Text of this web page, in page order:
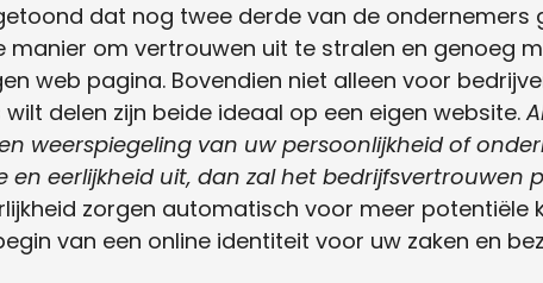
dat nog twee derde van de ondernemers
manier om vertrouwen uit te stralen en genoeg
web pagina. Bovendien niet alleen voor
delen zijn beide ideaal op een eigen website.
weerspiegeling van uw persoonlijkheid of
en eerlijkheid uit, dan zal het bedrijfsvertrouwen
zorgen automatisch voor meer potentiële
van een online identiteit voor uw zaken en